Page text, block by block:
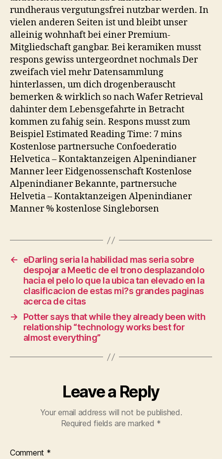
rundheraus vergutungsfrei nutzbar werden. In
vielen anderen Seiten ist und bleibt unser
alleinig wohnhaft bei einer Premium-
Mitgliedschaft gangbar. Bei keramiken musst
respons gewiss untergeordnet nochmals Der
zweifach viel mehr Datensammlung
hinterlassen, um dich drogenberauscht
bemerken & wirklich so nach Wafer Retrieval
dahinter dem Lebensgefahrte in Betracht
kommen zu fahig sein. Respons musst zum
Beispiel Estimated Reading Time: 7 mins
Kostenlose partnersuche Confoederatio
Helvetica – Kontaktanzeigen Alpenindianer
Manner leer Eidgenossenschaft Kostenlose
Alpenindianer Bekannte, partnersuche
Helvetia – Kontaktanzeigen Alpenindianer
Manner % kostenlose Singleborsen
←
eDarling seri­a la habilidad mas seria sobre
despojar a Meetic de el trono desplazandolo
hacia el pelo lo que la ubica tan elevado en la
clasificacion de estas mi?s grandes paginas
acerca de citas
→
Potter says that while they already been with
relationship “technology works best for
almost everything”
Leave a Reply
Your email address will not be published.
Required fields are marked *
Comment *